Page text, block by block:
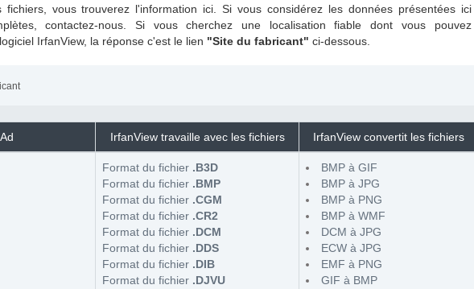
fichiers, vous trouverez l'information ici. Si vous considérez les données présentées ici
contactez-nous. Si vous cherchez une localisation fiable dont vous pouvez
IrfanView, la réponse c'est le lien "Site du fabricant" ci-dessous.
Ad IrfanView travaille avec les fichiers IrfanView convertit les fichiers
Format du fichier .B3D
Format du fichier .BMP
Format du fichier .CGM
Format du fichier .CR2
Format du fichier .DCM
Format du fichier .DDS
Format du fichier .DIB
Format du fichier .DJVU
BMP à GIF
BMP à JPG
BMP à PNG
BMP à WMF
DCM à JPG
ECW à JPG
EMF à PNG
GIF à BMP